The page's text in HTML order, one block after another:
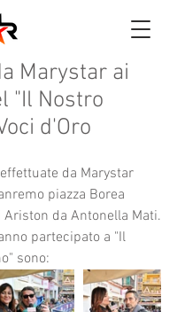
Marystar ai
"Il Nostro
d'Oro
da Marystar
piazza Borea
Ariston da Antonella Mati.
partecipato a "Il
sono: